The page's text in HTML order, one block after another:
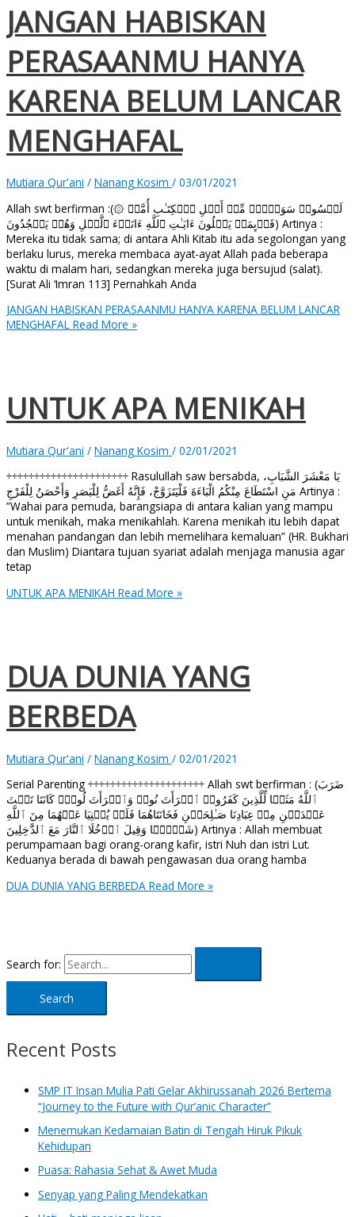
JANGAN HABISKAN
PERASAANMU HANYA
KARENA BELUM LANCAR
MENGHAFAL
Mutiara Qur'ani / Nanang Kosim / 03/01/2021
Allah swt berfirman :(۞ لَیۡسُوا۟ سَوَاۤءࣰۗ مِّنۡ أَهۡلِ ٱلۡكِتَـٰبِ أُمَّةࣱ
قَاۤىِٕمَةࣱ یَتۡلُونَ ءَایَـٰتِ ٱللَّهِ ءَانَاۤءَ ٱلَّیۡلِ وَهُمۡ یَسۡجُدُونَ) Artinya :
Mereka itu tidak sama; di antara Ahli Kitab itu ada segolongan yang
berlaku lurus, mereka membaca ayat-ayat Allah pada beberapa
waktu di malam hari, sedangkan mereka juga bersujud (salat).
[Surat Ali ‘Imran 113] Pernahkah Anda
JANGAN HABISKAN PERASAANMU HANYA KARENA BELUM LANCAR
MENGHAFAL Read More »
UNTUK APA MENIKAH
Mutiara Qur'ani / Nanang Kosim / 02/01/2021
÷÷÷÷÷÷÷÷÷÷÷÷÷÷÷÷÷÷÷÷÷÷ Rasulullah saw bersabda, يَا مَعْشَرَ الشَّبَابِ،
مَنِ اسْتَطَاعَ مِنْكُمُ الْبَاءَةَ فَلْيَتَزَوَّجْ، فَإِنَّهُ أَغَضُّ لِلْبَصَرِ وَأَحْصَنُ لِلْفَرْجِ Artinya :
”Wahai para pemuda, barangsiapa di antara kalian yang mampu
untuk menikah, maka menikahlah. Karena menikah itu lebih dapat
menahan pandangan dan lebih memelihara kemaluan” (HR. Bukhari
dan Muslim) Diantara tujuan syariat adalah menjaga manusia agar
tetap
UNTUK APA MENIKAH Read More »
DUA DUNIA YANG
BERBEDA
Mutiara Qur'ani / Nanang Kosim / 02/01/2021
Serial Parenting ÷÷÷÷÷÷÷÷÷÷÷÷÷÷÷÷÷÷÷÷÷ Allah swt berfirman : (ضَرَبَ
ٱللَّهُ مَثَلࣰا لِّلَّذِینَ كَفَرُوا۟ ٱمۡرَأَتَ نُوحࣲ وَٱمۡرَأَتَ لُوطࣲۖ كَانَتَا تَحۡتَ
عَبۡدَیۡنِ مِنۡ عِبَادِنَا صَـٰلِحَیۡنِ فَخَانَتَاهُمَا فَلَمۡ یُغۡنِیَا عَنۡهُمَا مِنَ ٱللَّهِ
شَیۡـࣰٔا وَقِیلَ ٱدۡخُلَا ٱلنَّارَ مَعَ ٱلدَّ ٰ⁠خِلِینَ) Artinya : Allah membuat
perumpamaan bagi orang-orang kafir, istri Nuh dan istri Lut.
Keduanya berada di bawah pengawasan dua orang hamba
DUA DUNIA YANG BERBEDA Read More »
Search for:
Recent Posts
SMP IT Insan Mulia Pati Gelar Akhirussanah 2026 Bertema
“Journey to the Future with Qur’anic Character”
Menemukan Kedamaian Batin di Tengah Hiruk Pikuk
Kehidupan
Puasa: Rahasia Sehat & Awet Muda
Senyap yang Paling Mendekatkan